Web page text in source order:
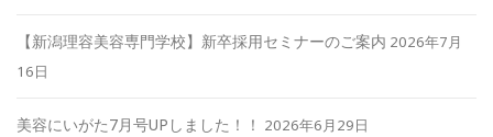
【新潟理容美容専門学校】新卒採用セミナーのご案内 2026年7月
16日
美容にいがた7月号UPしました！！ 2026年6月29日